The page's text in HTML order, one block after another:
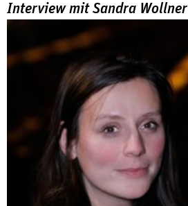
Interview mit Sandra Wollner